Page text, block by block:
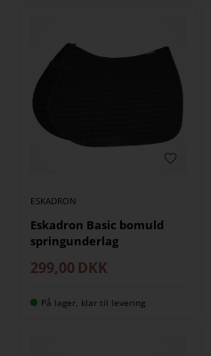
ESKADRON
Eskadron Basic bomuld
springunderlag
299,00 DKK
På lager, klar til levering